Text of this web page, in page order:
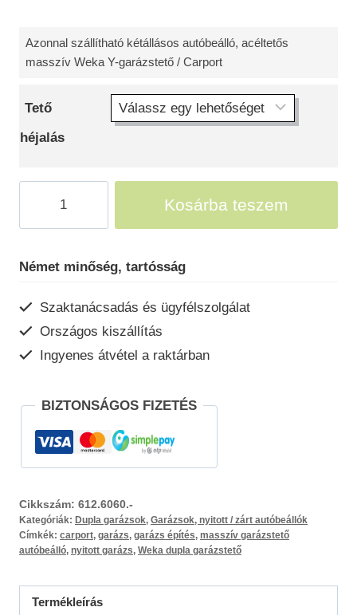
Azonnal szállítható kétállásos autóbeálló, acéltetős
masszív Weka Y-garázstető / Carport
Tető
héjalás
dupla
mennyiség
Kosárba teszem
Német minőség, tartósság
Szaktanácsadás és ügyfélszolgálat
Országos kiszállítás
Ingyenes átvétel a raktárban
BIZTONSÁGOS FIZETÉS
Cikkszám: 612.6060.-
Kategóriák: Dupla garázsok, Garázsok, nyitott / zárt autóbeállók
Címkék: carport, garázs, garázs építés, masszív garázstető
autóbeálló, nyitott garázs, Weka dupla garázstető
Termékleírás